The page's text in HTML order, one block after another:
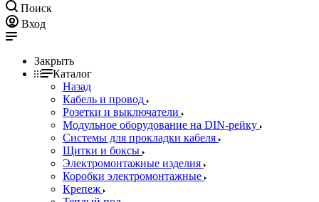
Поиск
Вход
Закрыть
Каталог
Назад
Кабель и провод
Розетки и выключатели
Модульное оборудование на DIN-рейку
Системы для прокладки кабеля
Щитки и боксы
Электромонтажные изделия
Коробки электромонтажные
Крепеж